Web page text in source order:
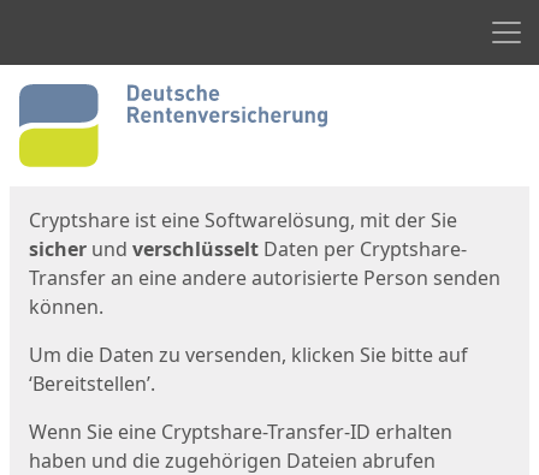
Start
Cryptshare ist eine Softwarelösung, mit der Sie
sicher und verschlüsselt Daten per Cryptshare-
Transfer an eine andere autorisierte Person senden
können.
Um die Daten zu versenden, klicken Sie bitte auf
‘Bereitstellen’.
Wenn Sie eine Cryptshare-Transfer-ID erhalten
haben und die zugehörigen Dateien abrufen